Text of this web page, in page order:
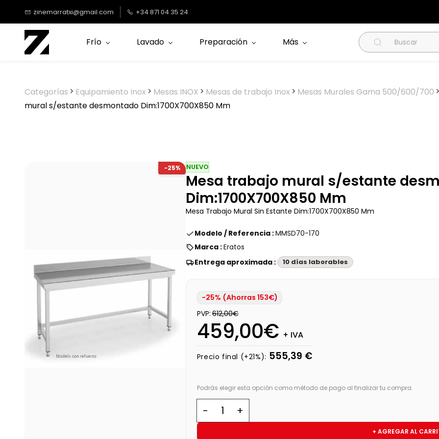
contenido
principal
zinemarratxi@gmail.com +34 871 04 35 24
Frío Lavado Preparación Más
Categorías Equipamiento Inox Mesas INOX Mesas de trabajo Inox
Mesas Murales Gama 500/600/700
mural s/estante desmontado Dim:1700X700X850 Mm
-25% NUEVO
Mesa trabajo mural s/estante
Dim:1700X700X850 Mm
Mesa Trabajo Mural Sin Estante Dim:1700X700X850 Mm
Modelo / Referencia :MMSD70-170
Marca :Eratos
Entrega aproximada :
10 días laborables
-25% (Ahorras 153€)
PVP:612,00€
459,00€ + IVA
Precio final (+21%): 555,39 €
Podrás elegir esta opción como método de pago al finalizar tu compra.
+ AGREGAR AL